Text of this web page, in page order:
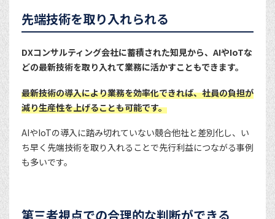
先端技術を取り入れられる
DXコンサルティング会社に蓄積された知見から、AIやIoTな
どの最新技術を取り入れて業務に活かすこともできます。
最新技術の導入により業務を効率化できれば、社員の負担が
減り生産性を上げることも可能です。
AIやIoTの導入に踏み切れていない競合他社と差別化し、い
ち早く先端技術を取り入れることで先行利益につながる事例
も多いです。
第三者視点での合理的な判断ができる